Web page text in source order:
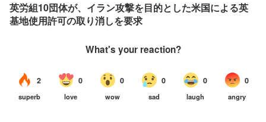
英労組10団体が、イラン攻撃を目的とした米国による英
基地使用許可の取り消しを要求